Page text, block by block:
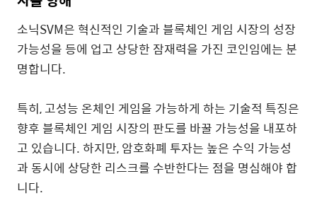
소닉SVM은 혁신적인 기술과 블록체인 게임 시장의 성장
가능성을 등에 업고 상당한 잠재력을 가진 코인임에는 분
명합니다.
특히, 고성능 온체인 게임을 가능하게 하는 기술적 특징은
향후 블록체인 게임 시장의 판도를 바꿀 가능성을 내포하
고 있습니다. 하지만, 암호화폐 투자는 높은 수익 가능성
과 동시에 상당한 리스크를 수반한다는 점을 명심해야 합
니다.